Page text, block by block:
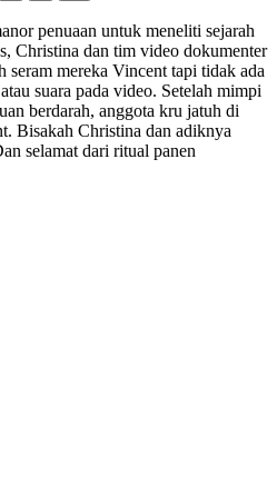
penuaan untuk meneliti sejarah
Christina dan tim video dokumenter
seram mereka Vincent tapi tidak ada
suara pada video. Setelah mimpi
berdarah, anggota kru jatuh di
Bisakah Christina dan adiknya
selamat dari ritual panen